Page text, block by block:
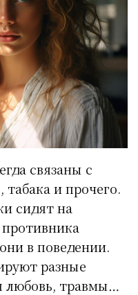
связаны с
и прочего.
сидят на
в поведении.
разные
любовь, травмы…